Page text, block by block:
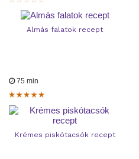
Almás falatok recept
75 min
Krémes piskótacsók recept